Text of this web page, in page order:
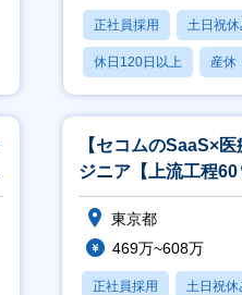
正社員採用 土日祝
休日120日以上 産休
月残業20時間以内
【セコムのSaaS×
ジニア【上流工程60
週２リモート/福利
東京都
469万~608万
正社員採用 土日祝休